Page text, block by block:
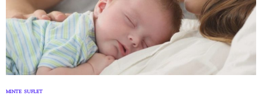
MINTE SUFLET